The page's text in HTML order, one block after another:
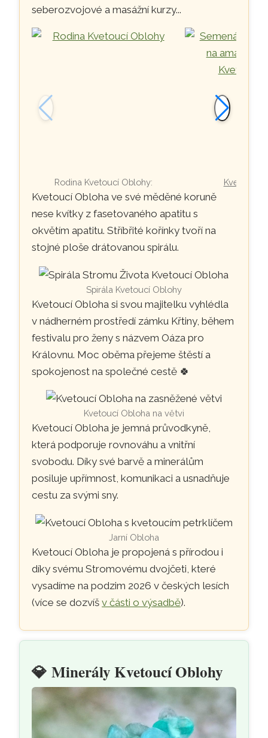
seberozvojové a masážní kurzy...
Rodina Kvetoucí Oblohy: Kvetoucí
Kvetoucí Obloha ve své měděné koruně
nese kvítky z fasetovaného apatitu s
okvětím apatitu. Stříbřité kořínky tvoří na
stojné ploše drátovanou spirálu.
Spirála Kvetoucí Oblohy
Kvetoucí Obloha si svou majitelku vyhlédla
v nádherném prostředí zámku Křtiny, během
festivalu pro ženy s názvem Oáza pro
Královnu. Moc oběma přejeme štěstí a
spokojenost na společné cestě 🍀
Kvetoucí Obloha na větvi
Kvetoucí Obloha je jemná průvodkyně,
která podporuje rovnováhu a vnitřní
svobodu. Díky své barvě a minerálům
posiluje upřímnost, komunikaci a usnadňuje
cestu za svými sny.
Jarní Obloha
Kvetoucí Obloha je propojená s přírodou i
díky svému Stromovému dvojčeti, které
vysadíme na podzim 2026 v českých lesích
(více se dozvíšv části o výsadbě).
💎Minerály Kvetoucí Oblohy